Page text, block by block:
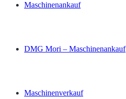
Maschinenankauf
DMG Mori – Maschinenankauf
Maschinenverkauf